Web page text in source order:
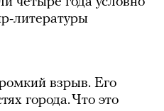
литературы
взрыв. Его
города. Что это